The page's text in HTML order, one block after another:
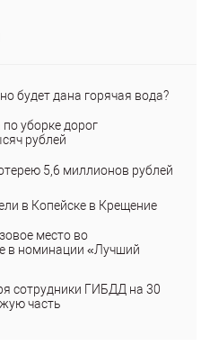
будет дана горячая вода?
уборке дорог
рублей
5,6 миллионов рублей
в Копейске в Крещение
место во
в номинации «Лучший
сотрудники ГИБДД на 30
часть